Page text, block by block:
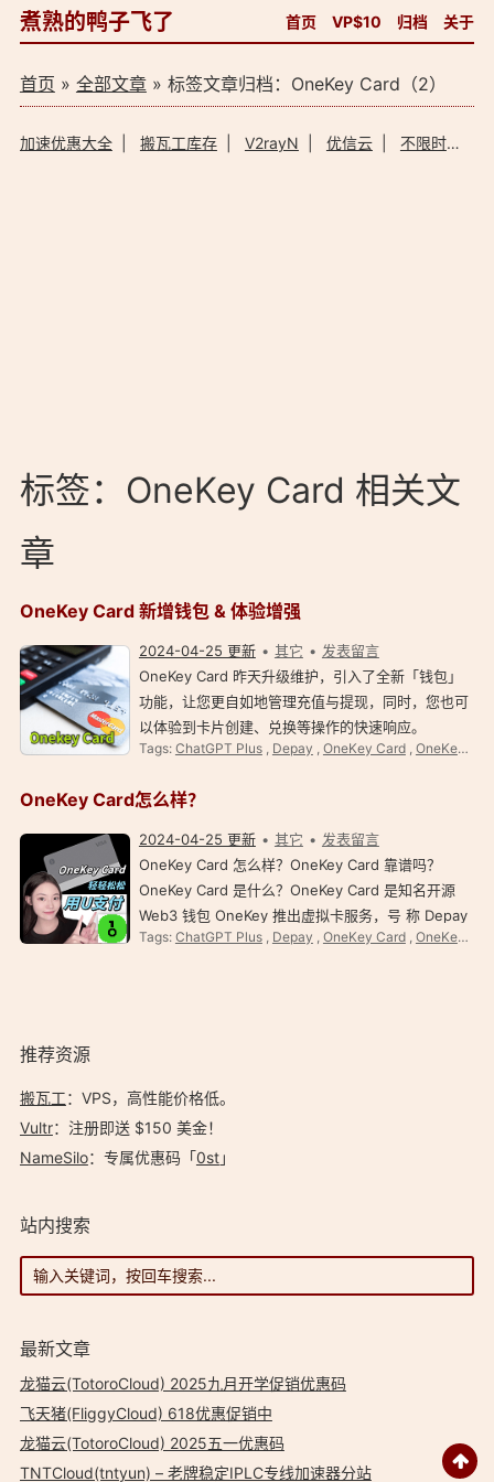
煮熟的鸭子飞了 首页 VP$10 归档 关于
首页 » 全部文章» 标签文章归档：OneKey Card（2）
加速优惠大全| 搬瓦工库存| V2rayN 优信云| 不限时加速器
标签：OneKey Card 相关文
章
OneKey Card 新增钱包 & 体验增强
2024-04-25 更新 其它
发表留言
OneKey Card 昨天升级维护，引入了全新「钱包」
功能，让您更自如地管理充值与提现，同时，您也可
以体验到卡片创建、兑换等操作的快速响应。
OneKey Card 再加上一键冻结和删除卡片，更为灵
效的全新体…
Tags: ChatGPT Plus, Depay , OneKey Card, OneKey Card 怎么样？
OneKey Card怎么样？
2024-04-25 更新 其它
发表留言
OneKey Card 怎么样？OneKey Card 靠谱吗？
OneKey Card 是什么？OneKey Card 是知名开源
Web3 钱包 OneKey 推出虚拟卡服务，号 称 Depay
替代品，可开通 ChatGPT Plus 。 OneKey Card 目
Tags: ChatGPT Plus, Depay , OneKey Card, OneKey Card 怎么样？
推荐资源
搬瓦工：VPS，高性能价格低。️
Vultr：注册即送 $150 美金！
NameSilo：专属优惠码「0st」
站内搜索
最新文章
龙猫云(TotoroCloud) 2025九月开学促销优惠码
飞天猪(FliggyCloud) 618优惠促销中
龙猫云(TotoroCloud) 2025五一优惠码
TNTCloud(tntyun) – 老牌稳定IPLC专线加速器分站